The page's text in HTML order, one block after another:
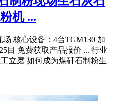
机 ...
核心设备：4台TGM130 加
目 免费获取产品报价 ... 行业
立磨 如何成为煤矸石制粉生